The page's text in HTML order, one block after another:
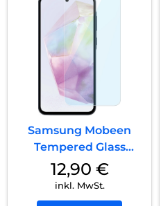
Samsung Mobeen
Tempered Glass
Galaxy A36 5G Transp...
12,90 €
inkl. MwSt.